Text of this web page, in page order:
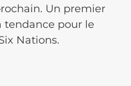
Un premier
tendance pour le
Nations.